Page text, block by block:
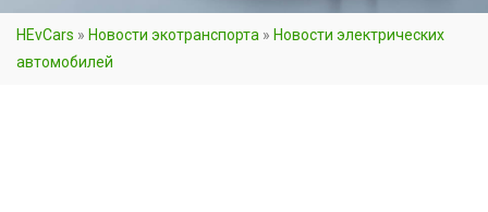
HEvCars » Новости экотранспорта » Новости электрических
автомобилей